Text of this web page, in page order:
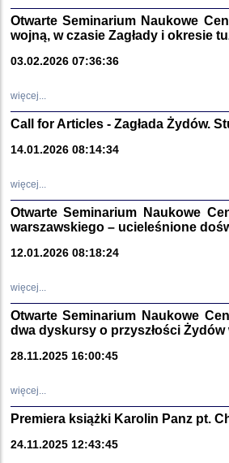
Otwarte Seminarium Naukowe
wojną, w czasie Zagłady i okresie
03.02.2026 07:36:36
więcej...
Call for Articles - Zagłada Żydów.
14.01.2026 08:14:34
więcej...
Otwarte Seminarium Naukowe
warszawskiego – ucieleśnione
12.01.2026 08:18:24
więcej...
Otwarte Seminarium Naukowe
dwa dyskursy o przyszłości
28.11.2025 16:00:45
więcej...
Premiera książki Karolin Panz pt.
24.11.2025 12:43:45